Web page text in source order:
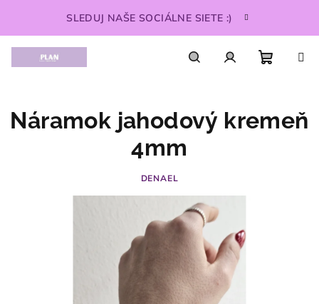
obsah
SLEDUJ NAŠE SOCIÁLNE SIETE :)
košík
Náramok jahodový kremeň
4mm
DENAEL